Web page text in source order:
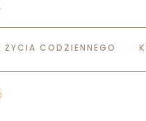
ŻYCIA CODZIENNEGO